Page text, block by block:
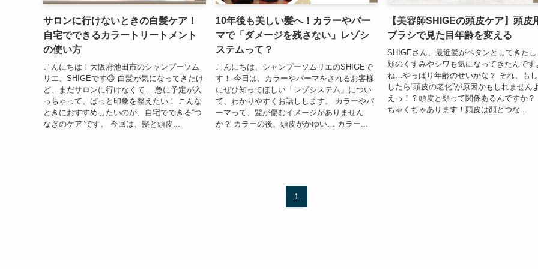
サロンに行けないときの白髪ケア！
自宅でできるカラートリートメント
の使い方
こんにちは！大阪府池田市のシャンプーソム
リエ、SHIGEです😊 白髪が気になってきたけ
ど、まだサロンに行けなくて… 急に予定が入
っちゃって、ぱっと印象を整えたい！ こんな
ときにおすすめしたいのが、自宅でできる“つ
なぎのケア”です。 今回は、髪と頭皮...
10年後も美しい髪へ！カラーやパー
マで「ダメージを残さない」レゾシ
ステムって？
こんにちは、シャンプーソムリエのSHIGEで
す！ 今日は、カラーやパーマをされるお客様
にぜひ知ってほしい「レゾシステム」につい
て、わかりやすくお話しします。 カラーやパ
ーマって、髪が傷むイメージがありません
か？ カラーの後、頭皮がかゆい… カラー...
【美容師SHIGEの頭皮ケア】頭皮
ブラシで見た目年齢を変える
SHIGEさん、最近髪がペタンとしてきたし
顔のくすみやシワも気になってきたんです
ね…やっぱり年齢のせいかな？ それ、も
したら“頭皮の老化”が原因かもしれません
えっ！？頭皮と顔って関係あるんですか？
ちゃくちゃあります！頭皮は顔とつな...
1